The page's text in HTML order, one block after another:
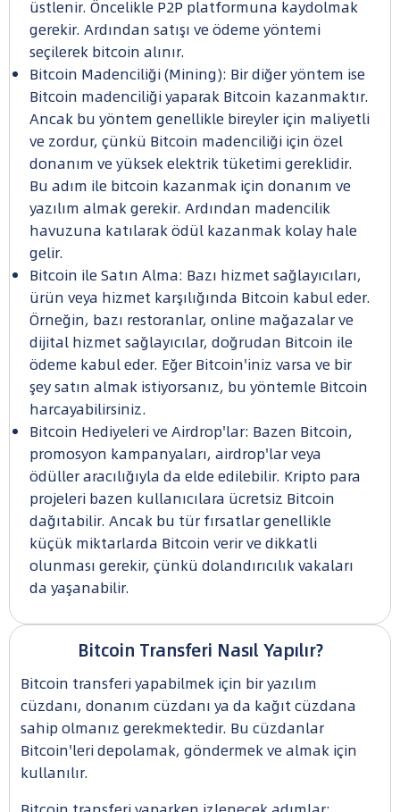
üstlenir. Öncelikle P2P platformuna kaydolmak
gerekir. Ardından satışı ve ödeme yöntemi
seçilerek bitcoin alınır.
Bitcoin Madenciliği (Mining): Bir diğer yöntem ise
Bitcoin madenciliği yaparak Bitcoin kazanmaktır.
Ancak bu yöntem genellikle bireyler için maliyetli
ve zordur, çünkü Bitcoin madenciliği için özel
donanım ve yüksek elektrik tüketimi gereklidir.
Bu adım ile bitcoin kazanmak için donanım ve
yazılım almak gerekir. Ardından madencilik
havuzuna katılarak ödül kazanmak kolay hale
gelir.
Bitcoin ile Satın Alma: Bazı hizmet sağlayıcıları,
ürün veya hizmet karşılığında Bitcoin kabul eder.
Örneğin, bazı restoranlar, online mağazalar ve
dijital hizmet sağlayıcılar, doğrudan Bitcoin ile
ödeme kabul eder. Eğer Bitcoin'iniz varsa ve bir
şey satın almak istiyorsanız, bu yöntemle Bitcoin
harcayabilirsiniz.
Bitcoin Hediyeleri ve Airdrop'lar: Bazen Bitcoin,
promosyon kampanyaları, airdrop'lar veya
ödüller aracılığıyla da elde edilebilir. Kripto para
projeleri bazen kullanıcılara ücretsiz Bitcoin
dağıtabilir. Ancak bu tür fırsatlar genellikle
küçük miktarlarda Bitcoin verir ve dikkatli
olunması gerekir, çünkü dolandırıcılık vakaları
da yaşanabilir.
Bitcoin Transferi Nasıl Yapılır?
Bitcoin transferi yapabilmek için bir yazılım
cüzdanı, donanım cüzdanı ya da kağıt cüzdana
sahip olmanız gerekmektedir. Bu cüzdanlar
Bitcoin'leri depolamak, göndermek ve almak için
kullanılır.